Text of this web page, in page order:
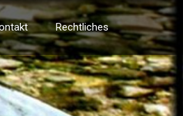
Rechtliches